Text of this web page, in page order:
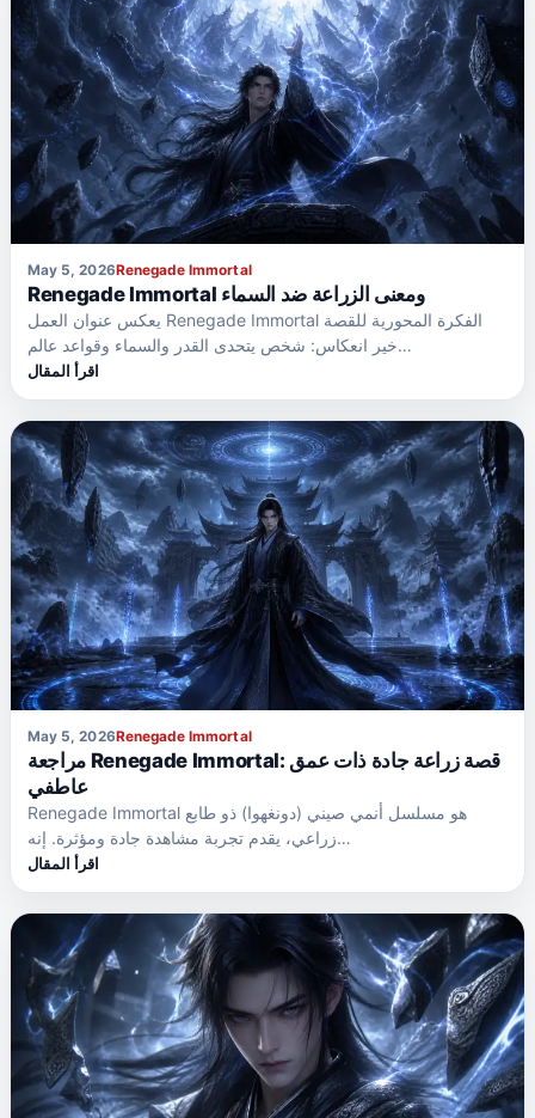
May 5, 2026Renegade Immortal
Renegade Immortal ومعنى الزراعة ضد السماء
يعكس عنوان العمل Renegade Immortal الفكرة المحورية للقصة
خير انعكاس: شخص يتحدى القدر والسماء وقواعد عالم…
اقرأ المقال
May 5, 2026Renegade Immortal
مراجعة Renegade Immortal: قصة زراعة جادة ذات عمق
عاطفي
Renegade Immortal هو مسلسل أنمي صيني (دونغهوا) ذو طابع
زراعي، يقدم تجربة مشاهدة جادة ومؤثرة. إنه…
اقرأ المقال